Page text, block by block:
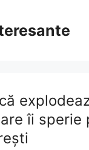
îi sperie